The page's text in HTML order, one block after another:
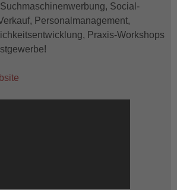
Social-
Personalmanagement,
Praxis-Workshops